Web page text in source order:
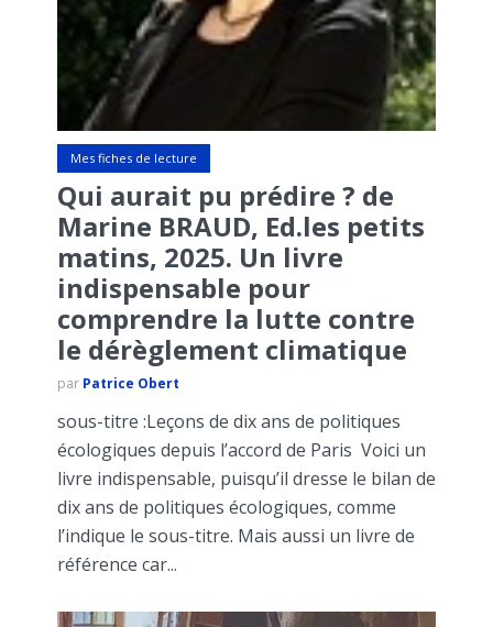
Mes fiches de lecture
Qui aurait pu prédire ? de
Marine BRAUD, Ed.les petits
matins, 2025. Un livre
indispensable pour
comprendre la lutte contre
le dérèglement climatique
par Patrice Obert
sous-titre :Leçons de dix ans de politiques
écologiques depuis l’accord de Paris Voici un
livre indispensable, puisqu’il dresse le bilan de
dix ans de politiques écologiques, comme
l’indique le sous-titre. Mais aussi un livre de
référence car...